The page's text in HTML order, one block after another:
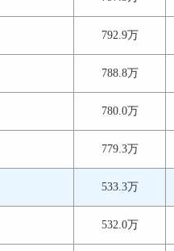
792.9万
788.8万
780.0万
779.3万
533.3万
532.0万